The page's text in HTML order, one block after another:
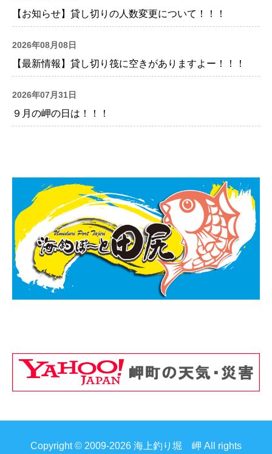
【お知らせ】貸し切りの人数変更について！！！
2026年08月08日
【最新情報】貸し切り筏に空きがありますよー！！！
2026年07月31日
９月の岬の日は！！！
Copyright © 2009-2026 海上釣り堀 岬 All rights